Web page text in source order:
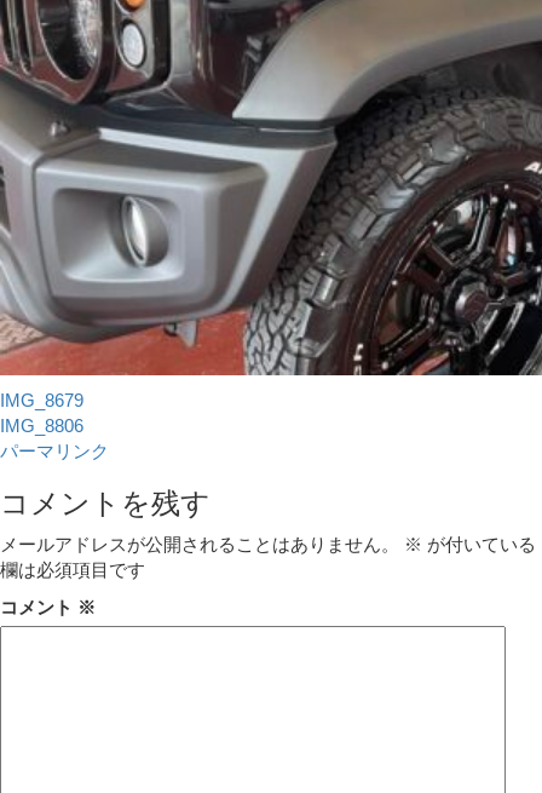
IMG_8679
IMG_8806
パーマリンク
コメントを残す
メールアドレスが公開されることはありません。 ※ が付いている
欄は必須項目です
コメント ※